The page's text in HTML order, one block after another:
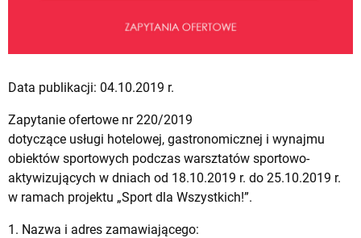
Data publikacji: 04.10.2019 r.
Zapytanie ofertowe nr 220/2019
dotyczące usługi hotelowej, gastronomicznej i wynajmu
obiektów sportowych podczas warsztatów sportowo-
aktywizujących w dniach od 18.10.2019 r. do 25.10.2019 r.
w ramach projektu „Sport dla Wszystkich!”.
1. Nazwa i adres zamawiającego: